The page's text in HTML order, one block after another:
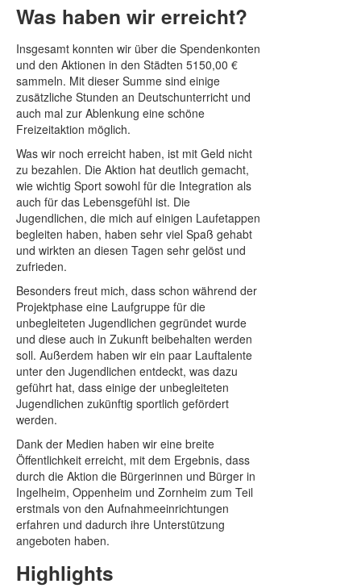
Was haben wir erreicht?
Insgesamt konnten wir über die Spendenkonten
und den Aktionen in den Städten 5150,00 €
sammeln. Mit dieser Summe sind einige
zusätzliche Stunden an Deutschunterricht und
auch mal zur Ablenkung eine schöne
Freizeitaktion möglich.
Was wir noch erreicht haben, ist mit Geld nicht
zu bezahlen. Die Aktion hat deutlich gemacht,
wie wichtig Sport sowohl für die Integration als
auch für das Lebensgefühl ist. Die
Jugendlichen, die mich auf einigen Laufetappen
begleiten haben, haben sehr viel Spaß gehabt
und wirkten an diesen Tagen sehr gelöst und
zufrieden.
Besonders freut mich, dass schon während der
Projektphase eine Laufgruppe für die
unbegleiteten Jugendlichen gegründet wurde
und diese auch in Zukunft beibehalten werden
soll. Außerdem haben wir ein paar Lauftalente
unter den Jugendlichen entdeckt, was dazu
geführt hat, dass einige der unbegleiteten
Jugendlichen zukünftig sportlich gefördert
werden.
Dank der Medien haben wir eine breite
Öffentlichkeit erreicht, mit dem Ergebnis, dass
durch die Aktion die Bürgerinnen und Bürger in
Ingelheim, Oppenheim und Zornheim zum Teil
erstmals von den Aufnahmeeinrichtungen
erfahren und dadurch ihre Unterstützung
angeboten haben.
Highlights